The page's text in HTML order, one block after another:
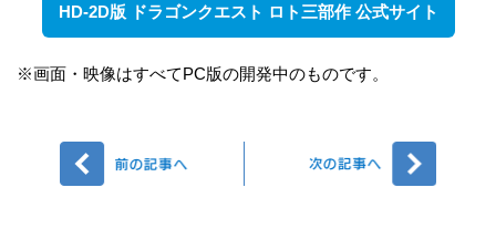
HD-2D版 ドラゴンクエスト ロト三部作 公式サイト
※画面・映像はすべてPC版の開発中のものです。